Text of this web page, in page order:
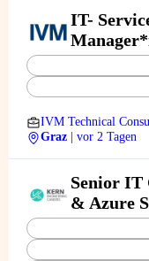
IT-
IVM Technical
Graz
| vor 2 Tagen
Senior IT
& Azure